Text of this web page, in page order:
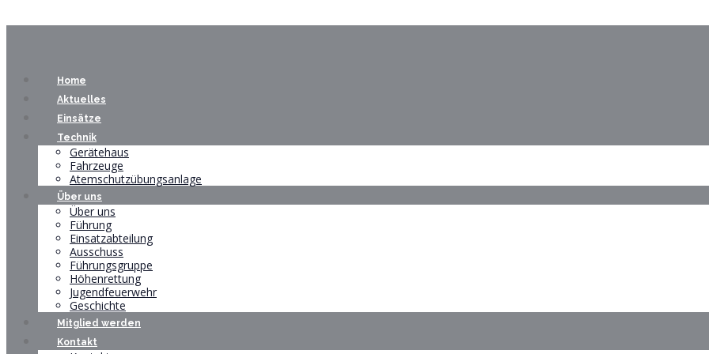
Home
Aktuelles
Einsätze
Technik
Gerätehaus
Fahrzeuge
Atemschutzübungsanlage
Über uns
Über uns
Führung
Einsatzabteilung
Ausschuss
Führungsgruppe
Höhenrettung
Jugendfeuerwehr
Geschichte
Mitglied werden
Kontakt